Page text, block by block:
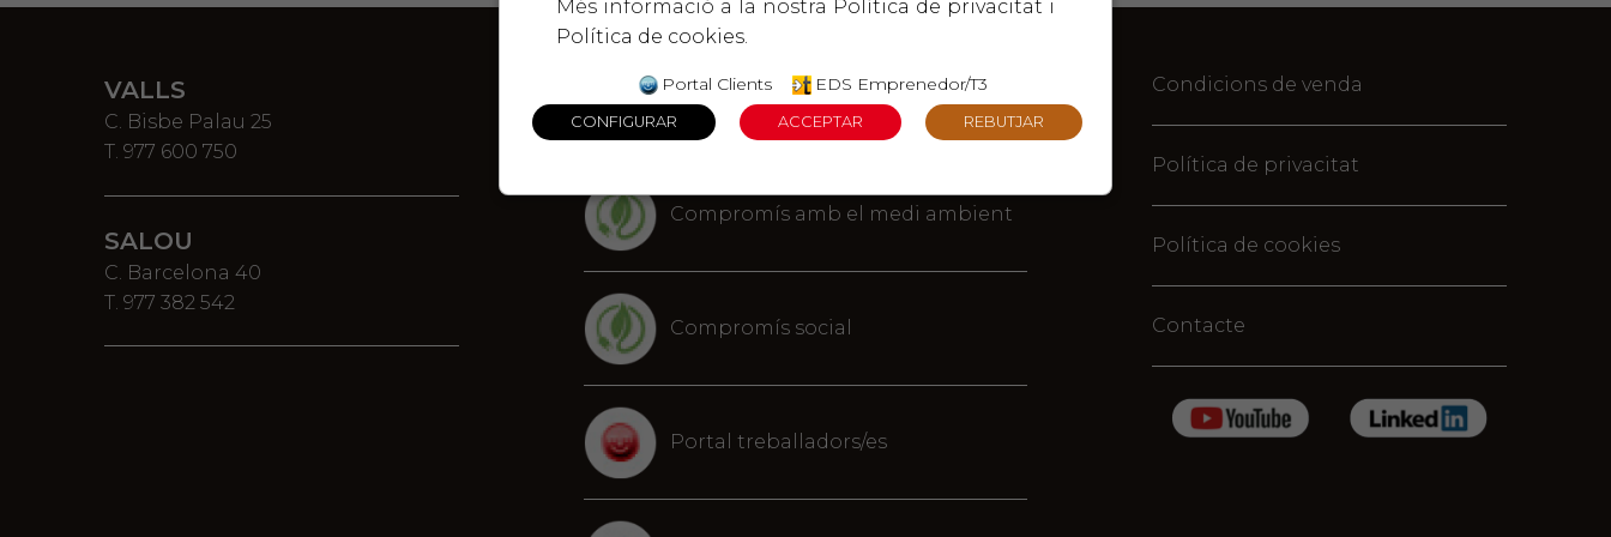
VALLS
C. Bisbe Palau 25
T. 977 600 750
SALOU
C. Barcelona 40
T. 977 382 542
EDS Emprenedor/T3
Compromís amb el medi ambient
Compromís social
Portal treballadors/es
Condicions de venda
Política de privacitat
Política de cookies
Contacte
Més informació a la nostra Política de privacitat i
Política de cookies.
Portal Clients EDS Emprenedor/T3